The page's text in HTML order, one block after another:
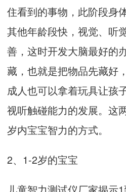
住看到的事物，此阶段身
其他年龄段快，视觉、听
善，这时开发大脑最好的
藏，也就是把物品先藏好
成人也可以拿着玩具让孩
视听触碰能力的发展。这
岁内宝宝智力的方式。
2、1-2岁的宝宝
儿童智力测试仪厂家揭示